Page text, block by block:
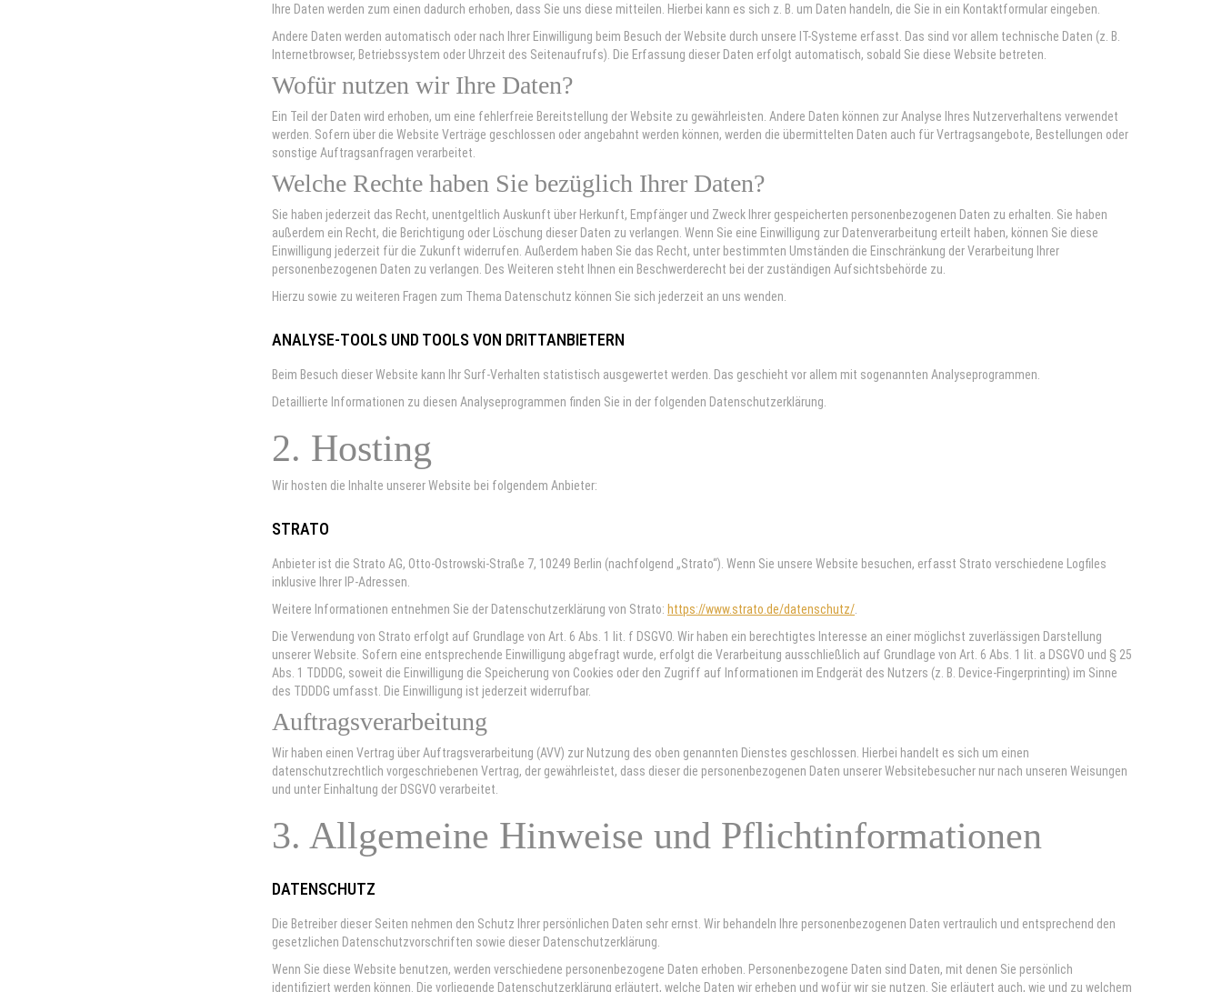
Ihre Daten werden zum einen dadurch erhoben, dass Sie uns diese mitteilen. Hierbei kann es sich z. B. um Daten handeln, die Sie in ein Kontaktformular eingeben.
Andere Daten werden automatisch oder nach Ihrer Einwilligung beim Besuch der Website durch unsere IT-Systeme erfasst. Das sind vor allem technische Daten (z. B.
Internetbrowser, Betriebssystem oder Uhrzeit des Seitenaufrufs). Die Erfassung dieser Daten erfolgt automatisch, sobald Sie diese Website betreten.
Wofür nutzen wir Ihre Daten?
Ein Teil der Daten wird erhoben, um eine fehlerfreie Bereitstellung der Website zu gewährleisten. Andere Daten können zur Analyse Ihres Nutzerverhaltens verwendet
werden. Sofern über die Website Verträge geschlossen oder angebahnt werden können, werden die übermittelten Daten auch für Vertragsangebote, Bestellungen oder
sonstige Auftragsanfragen verarbeitet.
Welche Rechte haben Sie bezüglich Ihrer Daten?
Sie haben jederzeit das Recht, unentgeltlich Auskunft über Herkunft, Empfänger und Zweck Ihrer gespeicherten personenbezogenen Daten zu erhalten. Sie haben
außerdem ein Recht, die Berichtigung oder Löschung dieser Daten zu verlangen. Wenn Sie eine Einwilligung zur Datenverarbeitung erteilt haben, können Sie diese
Einwilligung jederzeit für die Zukunft widerrufen. Außerdem haben Sie das Recht, unter bestimmten Umständen die Einschränkung der Verarbeitung Ihrer
personenbezogenen Daten zu verlangen. Des Weiteren steht Ihnen ein Beschwerderecht bei der zuständigen Aufsichtsbehörde zu.
Hierzu sowie zu weiteren Fragen zum Thema Datenschutz können Sie sich jederzeit an uns wenden.
ANALYSE-TOOLS UND TOOLS VON DRITT­ANBIETERN
Beim Besuch dieser Website kann Ihr Surf-Verhalten statistisch ausgewertet werden. Das geschieht vor allem mit sogenannten Analyseprogrammen.
Detaillierte Informationen zu diesen Analyseprogrammen finden Sie in der folgenden Datenschutzerklärung.
2. Hosting
Wir hosten die Inhalte unserer Website bei folgendem Anbieter:
STRATO
Anbieter ist die Strato AG, Otto-Ostrowski-Straße 7, 10249 Berlin (nachfolgend „Strato“). Wenn Sie unsere Website besuchen, erfasst Strato verschiedene Logfiles
inklusive Ihrer IP-Adressen.
Weitere Informationen entnehmen Sie der Datenschutzerklärung von Strato:https://www.strato.de/datenschutz/
Die Verwendung von Strato erfolgt auf Grundlage von Art. 6 Abs. 1 lit. f DSGVO. Wir haben ein berechtigtes Interesse an einer möglichst zuverlässigen Darstellung
unserer Website. Sofern eine entsprechende Einwilligung abgefragt wurde, erfolgt die Verarbeitung ausschließlich auf Grundlage von Art. 6 Abs. 1 lit. a DSGVO und § 25
Abs. 1 TDDDG, soweit die Einwilligung die Speicherung von Cookies oder den Zugriff auf Informationen im Endgerät des Nutzers (z. B. Device-Fingerprinting) im Sinne
des TDDDG umfasst. Die Einwilligung ist jederzeit widerrufbar.
Auftragsverarbeitung
Wir haben einen Vertrag über Auftragsverarbeitung (AVV) zur Nutzung des oben genannten Dienstes geschlossen. Hierbei handelt es sich um einen
datenschutzrechtlich vorgeschriebenen Vertrag, der gewährleistet, dass dieser die personenbezogenen Daten unserer Websitebesucher nur nach unseren Weisungen
und unter Einhaltung der DSGVO verarbeitet.
3. Allgemeine Hinweise und Pflicht­informationen
DATENSCHUTZ
Die Betreiber dieser Seiten nehmen den Schutz Ihrer persönlichen Daten sehr ernst. Wir behandeln Ihre personenbezogenen Daten vertraulich und entsprechend den
gesetzlichen Datenschutzvorschriften sowie dieser Datenschutzerklärung.
Wenn Sie diese Website benutzen, werden verschiedene personenbezogene Daten erhoben. Personenbezogene Daten sind Daten, mit denen Sie persönlich
identifiziert werden können. Die vorliegende Datenschutzerklärung erläutert, welche Daten wir erheben und wofür wir sie nutzen. Sie erläutert auch, wie und zu welchem